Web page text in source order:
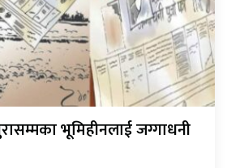
भूमिहीनलाई जग्गाधनी